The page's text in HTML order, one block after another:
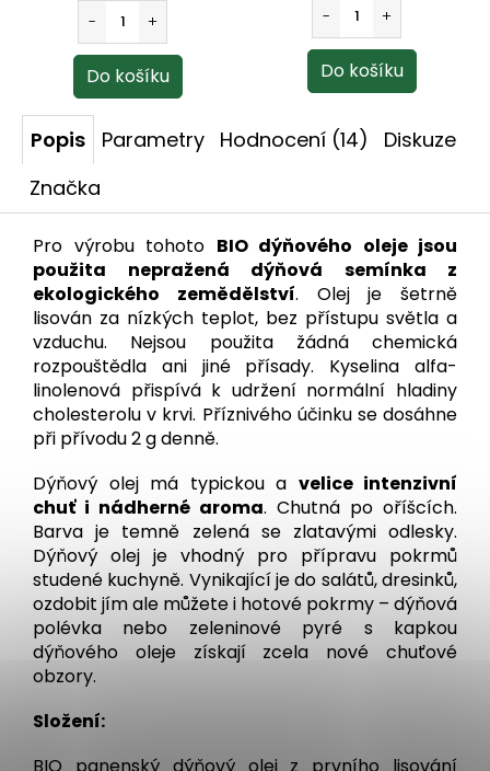
Popis Parametry Hodnocení (14)
Diskuze
Značka
Pro výrobu tohoto BIO dýňového oleje jsou
použita nepražená dýňová semínka z
ekologického zemědělství. Olej je šetrně
lisován za nízkých teplot, bez přístupu světla a
vzduchu. Nejsou použita žádná chemická
rozpouštědla ani jiné přísady. Kyselina alfa-
linolenová přispívá k udržení normální hladiny
cholesterolu v krvi. Příznivého účinku se dosáhne
při přívodu 2 g denně.
Dýňový olej má typickou a velice intenzivní
chuť i nádherné aroma. Chutná po oříšcích.
Barva je temně zelená se zlatavými odlesky.
Dýňový olej je vhodný pro přípravu pokrmů
studené kuchyně. Vynikající je do salátů, dresinků,
ozdobit jím ale můžete i hotové pokrmy – dýňová
polévka nebo zeleninové pyré s kapkou
dýňového oleje získají zcela nové chuťové
obzory.
Složení: